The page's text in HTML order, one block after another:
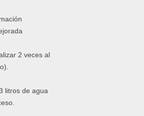
2 veces al
litros de agua